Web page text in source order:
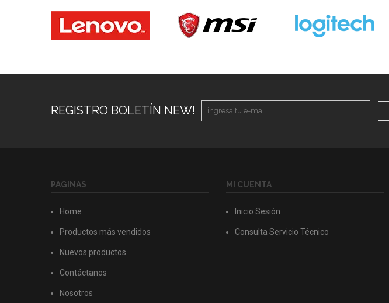
REGISTRO BOLETÍN NEW!
PAGINAS
Home
Productos más vendidos
Nuevos productos
Contáctanos
Nosotros
MI CUENTA
Inicio Sesión
Consulta Servicio Técnico